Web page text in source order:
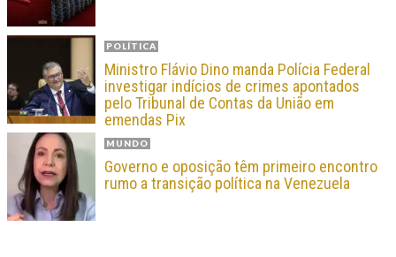
POLÍTICA
Ministro Flávio Dino manda Polícia Federal
investigar indícios de crimes apontados
pelo Tribunal de Contas da União em
emendas Pix
MUNDO
Governo e oposição têm primeiro encontro
rumo a transição política na Venezuela